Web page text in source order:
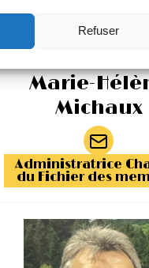
Refuser
Marie-
Michaux
Administratrice
du Fichier des